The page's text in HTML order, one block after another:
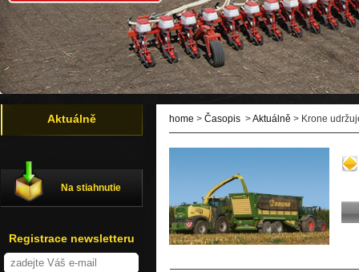
home > Časopis >Aktuálně > Krone
Aktuálně
Na stiahnutie
Registrace newsletteru